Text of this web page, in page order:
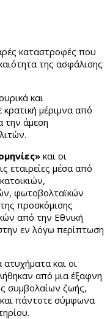
καταστροφές που
της ασφάλισης
και
μέριμνα από
την άμεση
και οι
εταιρείες μέσα από
φωτοβολταϊκών
προσκόμισης
από την Εθνική
εν λόγω περίπτωση
και οι
από μια έξαφνη
συμβολαίων ζωής,
πάντοτε σύμφωνα